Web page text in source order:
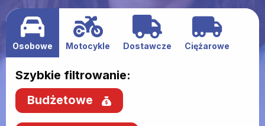
Osobowe Motocykle Dostawcze Ciężarowe
Szybkie filtrowanie:
Budżetowe